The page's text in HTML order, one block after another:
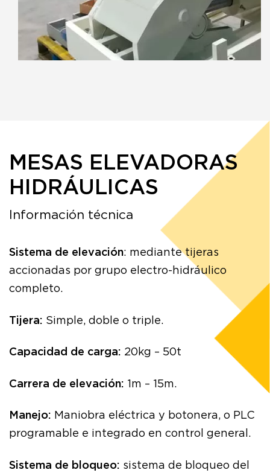
MESAS ELEVADORAS
HIDRÁULICAS
Información técnica
Sistema de elevación: mediante tijeras
accionadas por grupo electro-hidráulico
completo.
Tijera: Simple, doble o triple.
Capacidad de carga: 20kg – 50t
Carrera de elevación: 1m – 15m.
Manejo: Maniobra eléctrica y botonera, o PLC
programable e integrado en control general.
Sistema de bloqueo: sistema de bloqueo del